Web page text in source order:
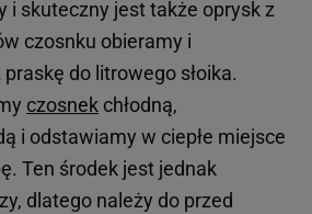
i skuteczny jest także oprysk z
czosnku obieramy i
do litrowego słoika.
czosnek chłodną,
i odstawiamy w ciepłe miejsce
Ten środek jest jednak
dlatego należy do przed